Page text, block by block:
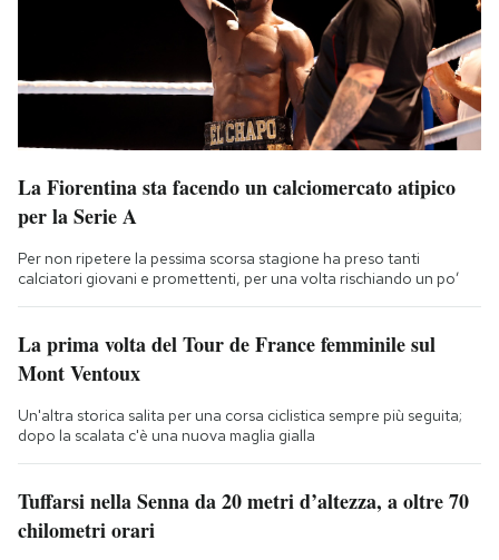
La Fiorentina sta facendo un calciomercato atipico
per la Serie A
Per non ripetere la pessima scorsa stagione ha preso tanti
calciatori giovani e promettenti, per una volta rischiando un po’
La prima volta del Tour de France femminile sul
Mont Ventoux
Un'altra storica salita per una corsa ciclistica sempre più seguita;
dopo la scalata c'è una nuova maglia gialla
Tuffarsi nella Senna da 20 metri d’altezza, a oltre 70
chilometri orari